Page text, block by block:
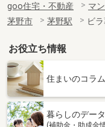
goo住宅・不動産 マ
茅野市
茅野駅 ビ
お役立ち情報
住まいのコラム
暮らしのデータ
(補助金・助成金